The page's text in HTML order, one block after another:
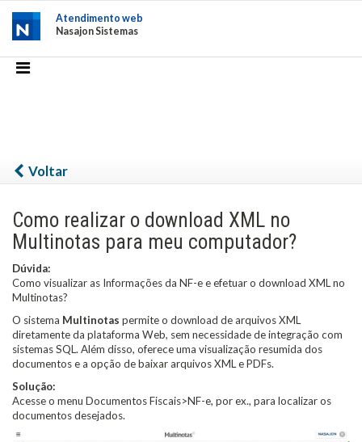
Atendimento web
Nasajon Sistemas
Voltar
Como realizar o download XML no
Multinotas para meu computador?
Dúvida:
Como visualizar as Informações da NF-e e efetuar o download XML no
Multinotas?
O sistema Multinotas permite o download de arquivos XML
diretamente da plataforma Web, sem necessidade de integração com
sistemas SQL. Além disso, oferece uma visualização resumida dos
documentos e a opção de baixar arquivos XML e PDFs.
Solução:
Acesse o menu Documentos Fiscais>NF-e, por ex., para localizar os
documentos desejados.